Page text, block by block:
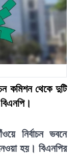
কমিশন থেকে দুটি
নির্বাচন ভবনে
নেওয়া হয়। বিএনপির